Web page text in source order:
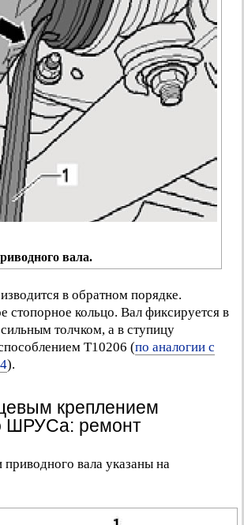
вала.
в обратном порядке.
стопорное кольцо. Вал фиксируется в
толчком, а в ступицу
Т10206 (по аналогии с
).
креплением
ШРУСа: ремонт
вала указаны на